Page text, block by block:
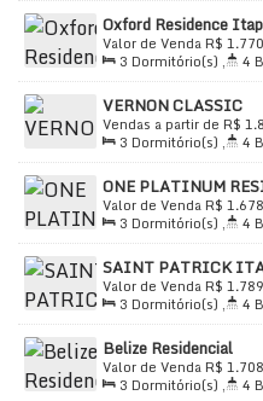
130.00m²
Oxford Residence
R$
Valor de Venda
Meia Praia, Itapema,
3 Dormitório(s) , 4
120.41m², 3 Suíte(s),
120.41m²
VERNON CLASSIC
R$
Vendas a partir de
Praia, Itapema, Santa
3 Dormitório(s) , 4
Sala(s) , 3Suíte(s) ,
130.00m²
ONE PLATINUM
R$
Valor de Venda
Praia, Itapema, Santa
3 Dormitório(s) , 4
Sala(s) , 3Suíte(s) ,
120.00m²
SAINT PATRICK
R$
Valor de Venda
Praia, Itapema, Santa
3 Dormitório(s) , 4
Sala(s) , 3Suíte(s) ,
122.00 m²
Belize Residencial
R$
Valor de Venda
Meia Praia, Itapema,
3 Dormitório(s) , 4